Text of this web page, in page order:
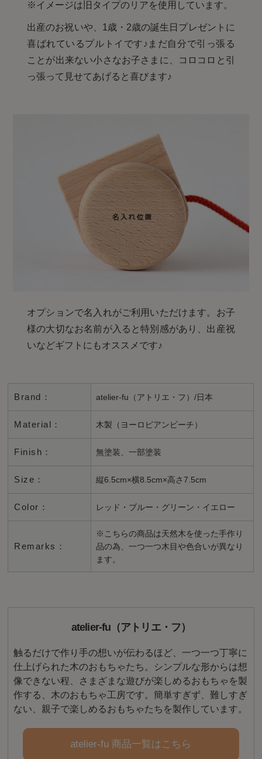
※イメージは旧タイプのリアを使用しています。
出産のお祝いや、1歳・2歳の誕生日プレゼントに
喜ばれているプルトイです♪まだ自分で引っ張る
ことが出来ない小さなお子さまに、コロコロと引
っ張って見せてあげると喜びます♪
オプションで名入れがご利用いただけます。お子
様の大切なお名前が入ると特別感があり、出産祝
いなどギフトにもオススメです♪
Brand： atelier-fu（アトリエ・フ）/日本
Material： 木製（ヨーロピアンビーチ）
Finish： 無塗装、一部塗装
Size： 縦6.5cm×横8.5cm×高さ7.5cm
Color： レッド・ブルー・グリーン・イエロー
Remarks：
※こちらの商品は天然木を使った手作り
品の為、一つ一つ木目や色合いが異なり
ます。
atelier-fu（アトリエ・フ）
触るだけで作り手の想いが伝わるほど、一つ一つ丁寧に
仕上げられた木のおもちゃたち。シンプルな形からは想
像できない程、さまざまな遊びが楽しめるおもちゃを製
作する、木のおもちゃ工房です。簡単すぎず、難しすぎ
ない、親子で楽しめるおもちゃたちを製作しています。
atelier-fu 商品一覧はこちら